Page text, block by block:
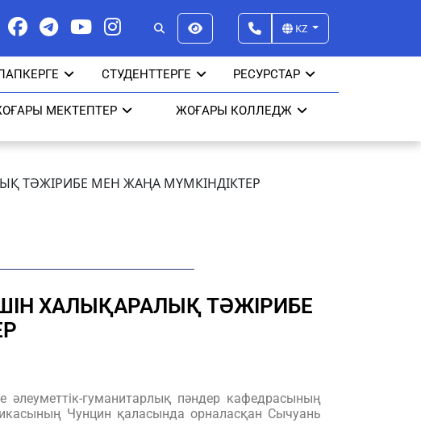
KZ
СТУДЕНТТЕРГЕ РЕСУРСТАР
МЕКТЕПТЕР ЖОҒАРЫ КОЛЛЕДЖ
ТӘЖІРИБЕ МЕН ЖАҢА МҮМКІНДІКТЕР
ХАЛЫҚАРАЛЫҚ ТӘЖІРИБЕ
гуманитарлық пәндер кафедрасының
Чунцин қаласында орналасқан Сычуань